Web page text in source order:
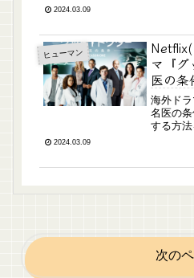
2024.03.09
ヒューマン
マ『
医の
てる？
海外ド
名医の
する方法
2024.03.09
次の